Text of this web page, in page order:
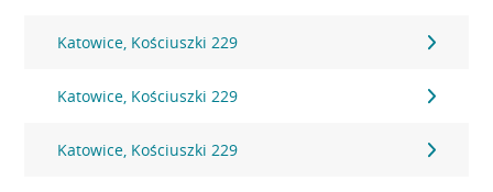
Katowice, Kościuszki 229
Katowice, Kościuszki 229
Katowice, Kościuszki 229